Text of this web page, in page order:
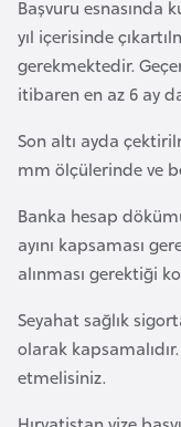
Başvuru esnasında
yıl içerisinde
gerekmektedir.
itibaren en az 6 ay
Son altı ayda
mm ölçülerinde ve
Banka hesap
ayını kapsaması
alınması gerektiği
Seyahat sağlık
olarak
etmelisiniz.
Ç
e
k
C
m
h
u
r
i
e
t
i